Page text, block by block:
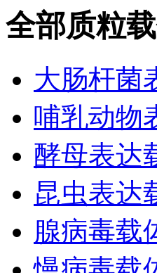
全部质粒
大肠杆菌
哺乳动物
酵母表达
昆虫表达
腺病毒载